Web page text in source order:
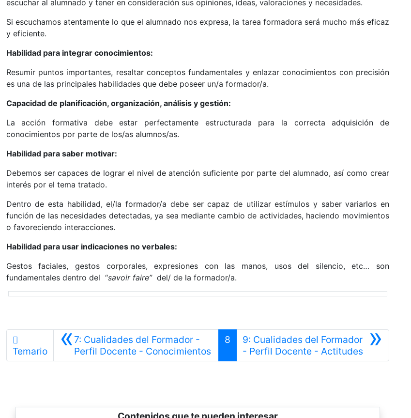
escuchar al alumnado y tener en consideración sus opiniones, ideas, valoraciones y necesidades.
Si escuchamos atentamente lo que el alumnado nos expresa, la tarea formadora será mucho más eficaz
y eficiente.
Habilidad para integrar conocimientos:
Resumir puntos importantes, resaltar conceptos fundamentales y enlazar conocimientos con precisión
es una de las principales habilidades que debe poseer un/a formador/a.
Capacidad de planificación, organización, análisis y gestión:
La acción formativa debe estar perfectamente estructurada para la correcta adquisición de
conocimientos por parte de los/as alumnos/as.
Habilidad para saber motivar:
Debemos ser capaces de lograr el nivel de atención suficiente por parte del alumnado, así como crear
interés por el tema tratado.
Dentro de esta habilidad, el/la formador/a debe ser capaz de utilizar estímulos y saber variarlos en
función de las necesidades detectadas, ya sea mediante cambio de actividades, haciendo movimientos
o favoreciendo interacciones.
Habilidad para usar indicaciones no verbales:
Gestos faciales, gestos corporales, expresiones con las manos, usos del silencio, etc… son
fundamentales dentro del “savoirfaire” del/ de la formador/a.
Temario «7: Cualidades del Formador -
Perfil Docente - ConocimientosAnterior
8 »
9: Cualidades del Formador
- Perfil Docente - ActitudesSiguiente